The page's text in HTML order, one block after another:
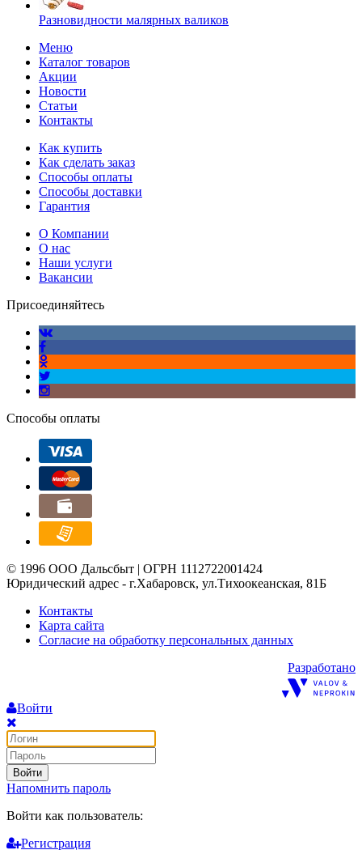
Разновидности малярных валиков
Меню
Каталог товаров
Акции
Новости
Статьи
Контакты
Как купить
Как сделать заказ
Способы оплаты
Способы доставки
Гарантия
О Компании
О нас
Наши услуги
Вакансии
Присоединяйтесь
Способы оплаты
© 1996 ООО Дальсбыт | ОГРН 1112722001424
Юридический адрес - г.Хабаровск, ул.Тихоокеанская, 81Б
Контакты
Карта сайта
Согласие на обработку персональных данных
Разработано
Войти
Войти
Напомнить пароль
Войти как пользователь:
Регистрация